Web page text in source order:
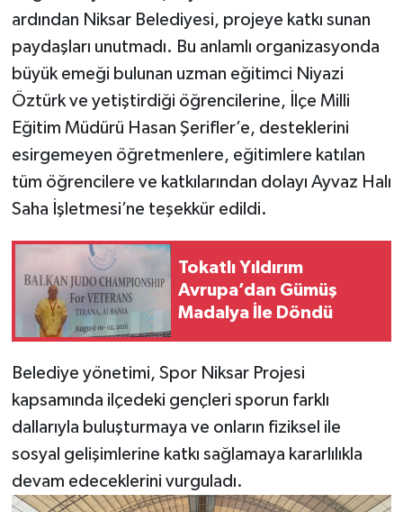
ardından Niksar Belediyesi, projeye katkı sunan
paydaşları unutmadı. Bu anlamlı organizasyonda
büyük emeği bulunan uzman eğitimci Niyazi
Öztürk ve yetiştirdiği öğrencilerine, İlçe Milli
Eğitim Müdürü Hasan Şerifler’e, desteklerini
esirgemeyen öğretmenlere, eğitimlere katılan
tüm öğrencilere ve katkılarından dolayı Ayvaz Halı
Saha İşletmesi’ne teşekkür edildi.
Tokatlı Yıldırım
Avrupa’dan Gümüş
Madalya İle Döndü
Belediye yönetimi, Spor Niksar Projesi
kapsamında ilçedeki gençleri sporun farklı
dallarıyla buluşturmaya ve onların fiziksel ile
sosyal gelişimlerine katkı sağlamaya kararlılıkla
devam edeceklerini vurguladı.